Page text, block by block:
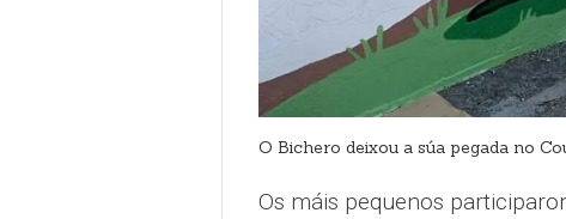
O Bichero deixou a súa pegada no
Os máis pequenos